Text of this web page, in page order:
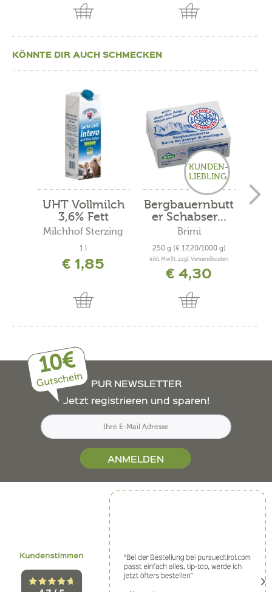
KÖNNTE DIR AUCH SCHMECKEN
UHT Vollmilch
3,6% Fett
Milchhof Sterzing
1 l
€ 1,85
KUNDEN-
LIEBLING
Bergbauernbutt
er Schabser...
Brimi
250 g (€ 17,20/1000 g)
inkl. MwSt. zzgl. Versandkosten
€ 4,30
10€
Gutschein
PUR NEWSLETTER
Jetzt registrieren und sparen!
ANMELDEN